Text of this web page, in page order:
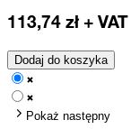
113,74 zł + VAT
Dodaj do koszyka
Pokaż następny